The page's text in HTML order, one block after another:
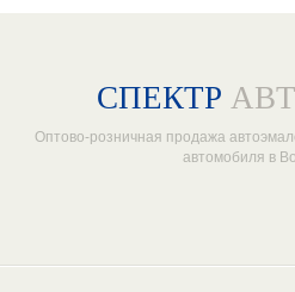
СПЕКТР
Оптово-розничная продажа
автомобиля в